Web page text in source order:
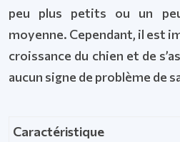
peu plus petits ou un
moyenne. Cependant, il est
croissance du chien et de
aucun signe de problème de
Caractéristique